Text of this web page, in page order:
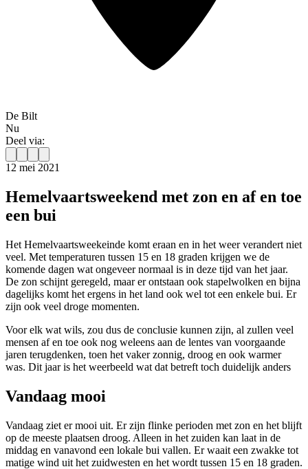
De Bilt
Nu
Deel via:
12 mei 2021
Hemelvaartsweekend met zon en af en toe
een bui
Het Hemelvaartsweekeinde komt eraan en in het weer verandert niet
veel. Met temperaturen tussen 15 en 18 graden krijgen we de
komende dagen wat ongeveer normaal is in deze tijd van het jaar.
De zon schijnt geregeld, maar er ontstaan ook stapelwolken en bijna
dagelijks komt het ergens in het land ook wel tot een enkele bui. Er
zijn ook veel droge momenten.
Voor elk wat wils, zou dus de conclusie kunnen zijn, al zullen veel
mensen af en toe ook nog weleens aan de lentes van voorgaande
jaren terugdenken, toen het vaker zonnig, droog en ook warmer
was. Dit jaar is het weerbeeld wat dat betreft toch duidelijk anders
Vandaag mooi
Vandaag ziet er mooi uit. Er zijn flinke perioden met zon en het blijft
op de meeste plaatsen droog. Alleen in het zuiden kan laat in de
middag en vanavond een lokale bui vallen. Er waait een zwakke tot
matige wind uit het zuidwesten en het wordt tussen 15 en 18 graden.